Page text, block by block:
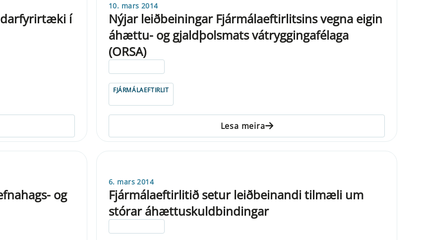
í
10. mars 2014
Nýjar leiðbeiningar Fjármálaeftirlitsins vegna eigin
áhættu- og gjaldþolsmats vátryggingafélaga
(ORSA)
FJÁRMÁLAEFTIRLIT
Lesa meira
og
6. mars 2014
Fjármálaeftirlitið setur leiðbeinandi tilmæli um
stórar áhættuskuldbindingar